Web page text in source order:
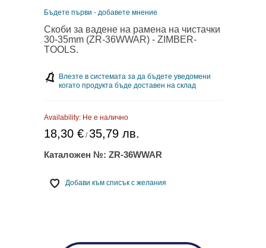
Бъдете първи - добавете мнение
Скоби за вадене на рамена на чистачки
30-35mm (ZR-36WWAR) - ZIMBER-
TOOLS.
Влезте в системата за да бъдете уведомени
когато продукта бъде доставен на склад
Availability: Не е налично
18,30 €/35,79 лв.
Каталожен №: ZR-36WWAR
Добави към списък с желания